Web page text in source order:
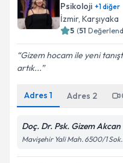
Psikoloji +1diğer
İzmir, Karşıyaka
5 (51
Gizem hocam ile yeni
artık...
Adres 1 Adres 2
Doç. Dr. Psk. Gizem Akcan
Mavişehir Yali Mah. 6500/1